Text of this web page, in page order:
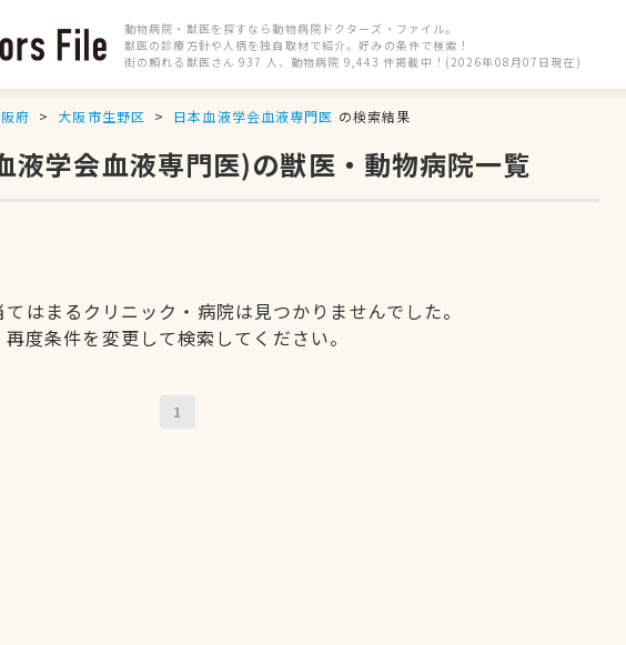
動物病院・獣医を探すなら動物病院ドクターズ・ファイル。
獣医の診療方針や人柄を独自取材で紹介。好みの条件で検索！
街の頼れる獣医さん 937 人、動物病院 9,443 件掲載中！(2026年08月07日現在)
府 大阪市生野区 日本血液学会血液専門医 の検索結果
液学会血液専門医)の獣医・動物病院一覧
はまるクリニック・病院は見つかりませんでした。
再度条件を変更して検索してください。
1